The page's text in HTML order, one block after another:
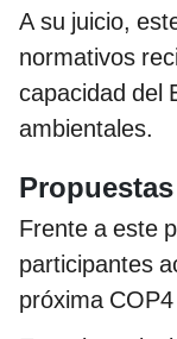
A su juicio,
normativos
capacidad del
ambientales.
Frente a este
participantes
próxima